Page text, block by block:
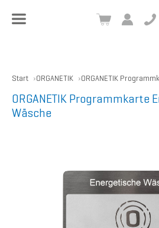
Start ORGANETIK ORGANETIK
ORGANETIK Programmkarte
Wäsche